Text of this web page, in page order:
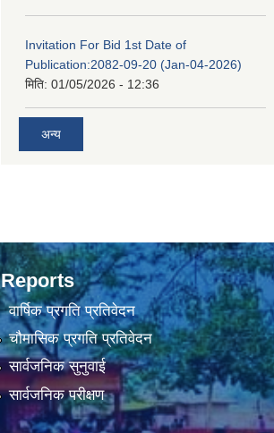
Invitation For Bid 1st Date of
Publication:2082-09-20 (Jan-04-2026)
मिति: 01/05/2026 - 12:36
अन्य
Reports
वार्षिक प्रगति प्रतिवेदन
चौमासिक प्रगति प्रतिवेदन
सार्वजनिक सुनुवाई
सार्वजनिक परीक्षण